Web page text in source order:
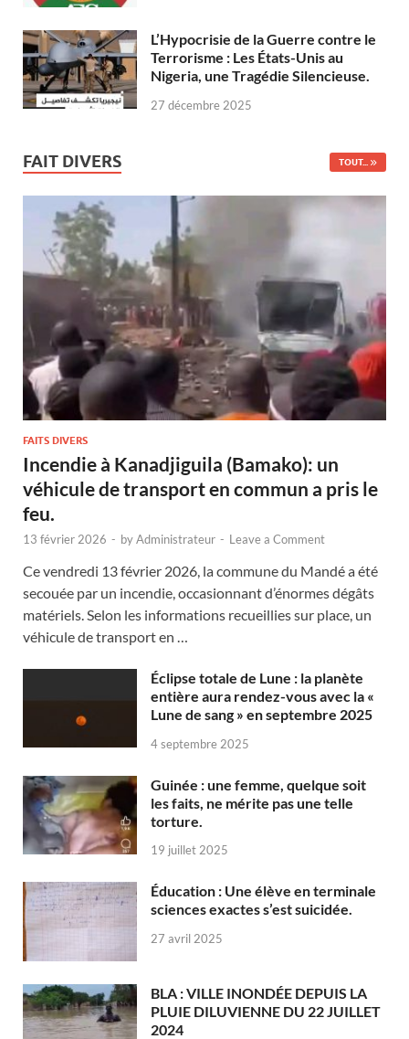
L’Hypocrisie de la Guerre contre le
Terrorisme : Les États-Unis au
Nigeria, une Tragédie Silencieuse.
27 décembre 2025
FAIT DIVERS TOUT...
FAITS DIVERS
Incendie à Kanadjiguila (Bamako): un
véhicule de transport en commun a pris le
feu.
13 février 2026 - byAdministrateur - Leave a Comment
Ce vendredi 13 février 2026, la commune du Mandé a été
secouée par un incendie, occasionnant d’énormes dégâts
matériels. Selon les informations recueillies sur place, un
véhicule de transport en …
Éclipse totale de Lune : la planète
entière aura rendez-vous avec la «
Lune de sang » en septembre 2025
4 septembre 2025
Guinée : une femme, quelque soit
les faits, ne mérite pas une telle
torture.
19 juillet 2025
Éducation : Une élève en terminale
sciences exactes s’est suicidée.
27 avril 2025
BLA : VILLE INONDÉE DEPUIS LA
PLUIE DILUVIENNE DU 22 JUILLET
2024